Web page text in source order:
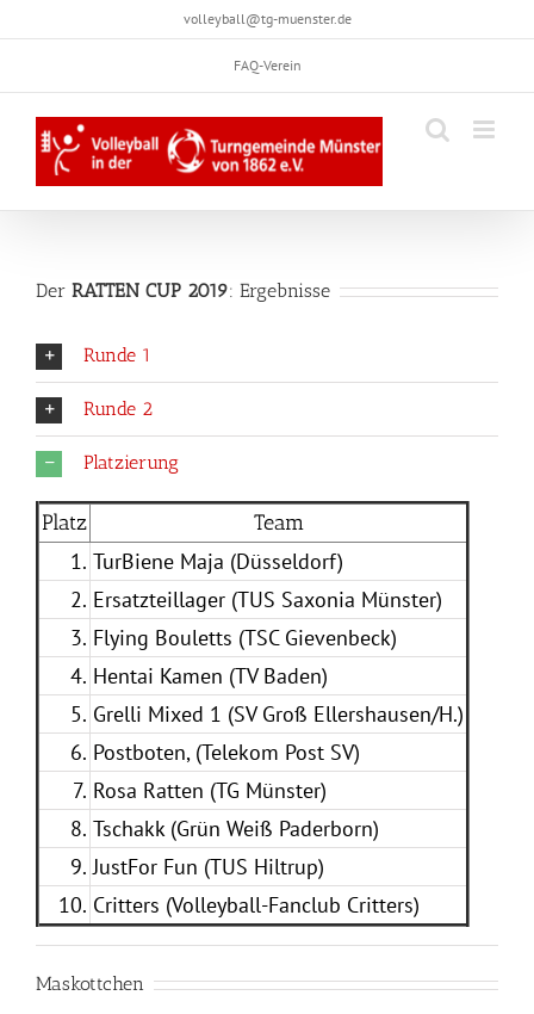
to
volleyball@tg-muenster.de
FAQ-Verein
Der RATTEN CUP 2019: Ergebnisse
Runde 1
Runde 2
Platzierung
Platz Team
1. TurBiene Maja (Düsseldorf)
2. Ersatzteillager (TUS Saxonia Münster)
3. Flying Bouletts (TSC Gievenbeck)
4. Hentai Kamen (TV Baden)
5. Grelli Mixed 1 (SV Groß Ellershausen/H.)
6. Postboten, (Telekom Post SV)
7. Rosa Ratten (TG Münster)
8. Tschakk (Grün Weiß Paderborn)
9. JustFor Fun (TUS Hiltrup)
10. Critters (Volleyball-Fanclub Critters)
Maskottchen